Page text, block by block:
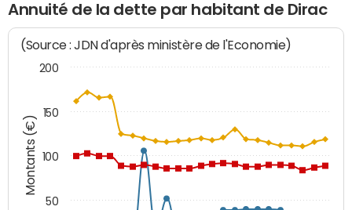
Annuité de la dette par habitant de Dirac
Montants (€)
(Source : JDN d'après ministère de l'Economie)
50
100
150
200